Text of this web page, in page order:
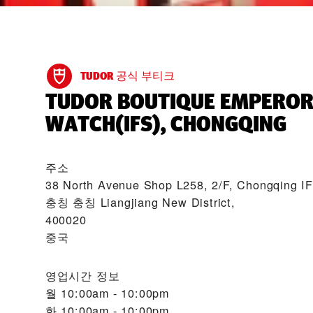
TUDOR 공식 부티크
‭TUDOR BOUTIQUE EMPEROR
WATCH(IFS), CHONGQING‬
주소
38 North Avenue Shop L258, 2/F, Chongqing
충칭 충칭 Liangjiang New District,
400020
중국
영업시간 정보
월 10:00am - 10:00pm